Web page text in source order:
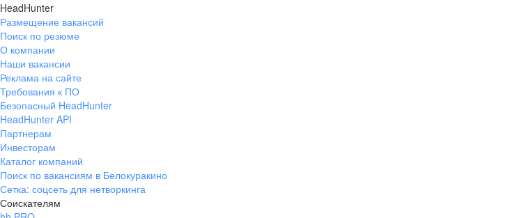
HeadHunter
Размещение вакансий
Поиск по резюме
О компании
Наши вакансии
Реклама на сайте
Требования к ПО
Безопасный HeadHunter
HeadHunter API
Партнерам
Инвесторам
Каталог компаний
Поиск по вакансиям в Белокуракино
Сетка: соцсеть для нетворкинга
Соискателям